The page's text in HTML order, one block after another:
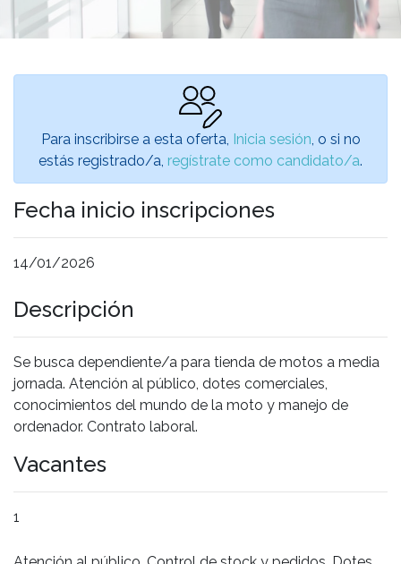
Para inscribirse a esta oferta, Inicia sesión , o si no
estás registrado/a, regístrate como candidato/a.
Fecha inicio inscripciones
14/01/2026
Descripción
Se busca dependiente/a para tienda de motos a media
jornada. Atención al público, dotes comerciales,
conocimientos del mundo de la moto y manejo de
ordenador. Contrato laboral.
Vacantes
1